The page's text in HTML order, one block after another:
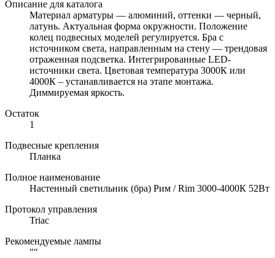
Описание для каталога
Материал арматуры — алюминий, оттенки — черный,
латунь. Актуальная форма окружности. Положение
колец подвесных моделей регулируется. Бра с
источником света, направленным на стену — трендовая
отраженная подсветка. Интегрированные LED-
источники света. Цветовая температура 3000К или
4000К – устанавливается на этапе монтажа.
Диммируемая яркость.
Остаток
1
Подвесные крепления
Планка
Полное наименование
Настенный светильник (бра) Рим / Rim 3000-4000К 52Вт
Протокол управления
Triac
Рекомендуемые лампы
""